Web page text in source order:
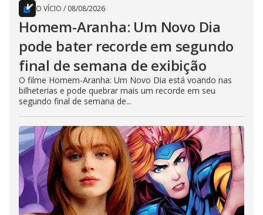
O VÍCIO / 08/08/2026
Homem-Aranha: Um Novo Dia
pode bater recorde em segundo
final de semana de exibição
O filme Homem-Aranha: Um Novo Dia está voando nas
bilheterias e pode quebrar mais um recorde em seu
segundo final de semana de...